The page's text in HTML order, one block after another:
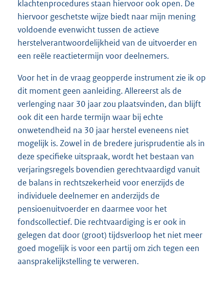
klachtenprocedures staan hiervoor ook open. De
hiervoor geschetste wijze biedt naar mijn mening
voldoende evenwicht tussen de actieve
herstelverantwoordelijkheid van de uitvoerder en
een reële reactietermijn voor deelnemers.
Voor het in de vraag geopperde instrument zie ik op
dit moment geen aanleiding. Allereerst als de
verlenging naar 30 jaar zou plaatsvinden, dan blijft
ook dit een harde termijn waar bij echte
onwetendheid na 30 jaar herstel eveneens niet
mogelijk is. Zowel in de bredere jurisprudentie als in
deze specifieke uitspraak, wordt het bestaan van
verjaringsregels bovendien gerechtvaardigd vanuit
de balans in rechtszekerheid voor enerzijds de
individuele deelnemer en anderzijds de
pensioenuitvoerder en daarmee voor het
fondscollectief. Die rechtvaardiging is er ook in
gelegen dat door (groot) tijdsverloop het niet meer
goed mogelijk is voor een partij om zich tegen een
aansprakelijkstelling te verweren.